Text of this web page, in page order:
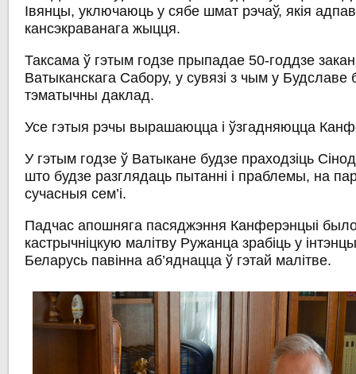
Івянцы, уключаюць у сябе шмат рэчаў, якія
кансэкраванага жыцця.
Таксама ў гэтым годзе прыпадае 50-годдзе
Ватыканскага Сабору, у сувязі з чым у Будславе
тэматычны даклад.
Усе гэтыя рэчы вырашаюцца і ўзгадняюцца
У гэтым годзе ў Ватыкане будзе праходзіць Сінод
што будзе разглядаць пытанні і праблемы, на
сучасныя сем’і.
Падчас апошняга пасяджэння Канферэнцыі
кастрычніцкую малітву Ружанца зрабіць у
Беларусь павінна аб’яднацца ў гэтай малітве.